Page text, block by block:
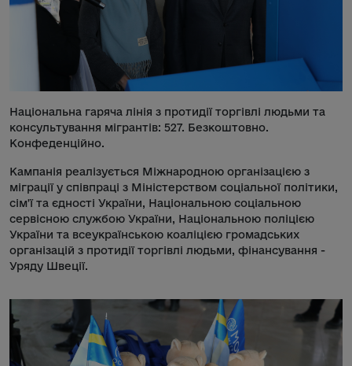
Національна гаряча лінія з протидії торгівлі людьми та
консультування мігрантів: 527. Безкоштовно.
Конфеденційно.
Кампанія реалізується Міжнародною організацією з
міграції у співпраці з Міністерством соціальної політики,
сім'ї та єдності України, Національною соціальною
сервісною службою України, Національною поліцією
України та всеукраїнською коаліцією громадських
організацій з протидії торгівлі людьми, фінансування -
Уряду Швеції.